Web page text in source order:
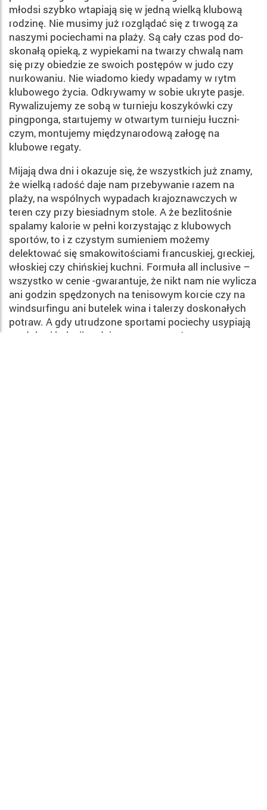
młodsi szybko wtapiają się w jedną wielką klubową
rodzinę. Nie musimy już rozglądać się z trwogą za
naszymi pociechami na plaży. Są cały czas pod do­
skonałą opieką, z wypiekami na twarzy chwalą nam
się przy obiedzie ze swoich postępów w judo czy
nurkowaniu. Nie wia­domo kiedy wpadamy w rytm
klubowego życia. Odkrywamy w sobie ukryte pasje.
Rywalizu­jemy ze sobą w turnieju koszy­kówki czy
pingponga, startuje­my w otwartym turnieju łuczni­
czym, montujemy międzynaro­dową załogę na
klubowe regaty.
Mijają dwa dni i okazuje się, że wszystkich już znamy,
że wielką radość daje nam przebywanie razem na
plaży, na wspólnych wypadach krajoznawczych w
teren czy przy biesiadnym stole. A że bezlitośnie
spalamy kalo­rie w pełni korzystając z klubowych
sportów, to i z czystym su­mieniem możemy
delektować się smakowitościami francu­skiej, greckiej,
włoskiej czy chińskiej kuchni. Formuła all inclusive –
wszystko w cenie -gwarantuje, że nikt nam nie wy­licza
ani godzin spędzonych na tenisowym korcie czy na
wind­surfingu ani butelek wina i talerzy doskonałych
potraw. A gdy utrudzone sportami pocie­chy usypiają
po dobrej kolacji, rodzice mogą ruszyć na